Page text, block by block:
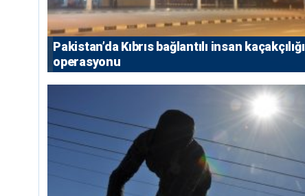
Pakistan’da Kıbrıs bağlantılı insan kaçakçılığı
operasyonu